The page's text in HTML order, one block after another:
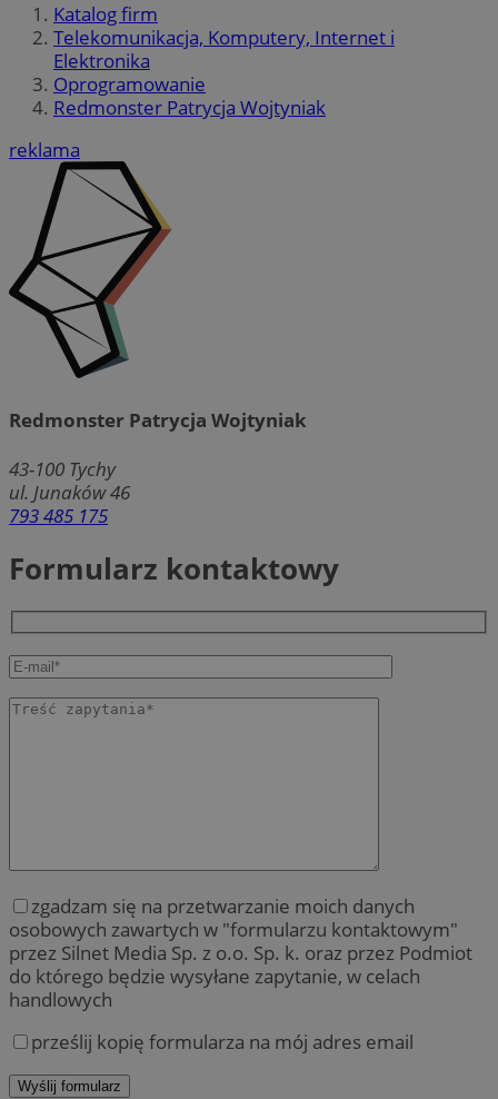
Katalog firm
Telekomunikacja, Komputery, Internet i
Elektronika
Oprogramowanie
Redmonster Patrycja Wojtyniak
reklama
Redmonster Patrycja Wojtyniak
43-100 Tychy
ul. Junaków 46
793 485 175
Formularz kontaktowy
zgadzam się na przetwarzanie moich danych
osobowych zawartych w "formularzu kontaktowym"
przez Silnet Media Sp. z o.o. Sp. k. oraz przez Podmiot
do którego będzie wysyłane zapytanie, w celach
handlowych
prześlij kopię formularza na mój adres email